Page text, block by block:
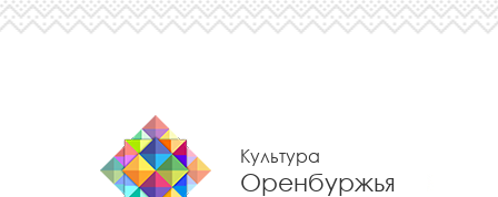
Культура
Оренбуржья